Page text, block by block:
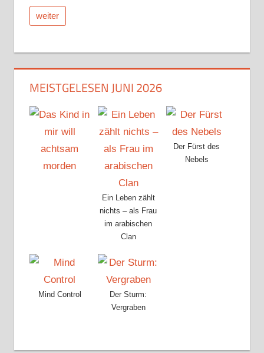
weiter
MEISTGELESEN JUNI 2026
Ein Leben zählt
nichts – als Frau
im arabischen
Clan
Der Fürst des
Nebels
Mind Control
Der Sturm:
Vergraben